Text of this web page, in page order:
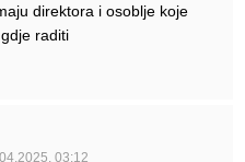
direktora i osoblje koje
raditi
03:12